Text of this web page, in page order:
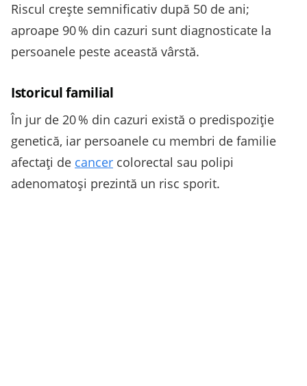
Riscul crește semnificativ după 50 de ani;
aproape 90 % din cazuri sunt diagnosticate la
persoanele peste această vârstă.
Istoricul familial
În jur de 20 % din cazuri există o predispoziție
genetică, iar persoanele cu membri de familie
afectaţi de cancer colorectal sau polipi
adenomatoşi prezintă un risc sporit.